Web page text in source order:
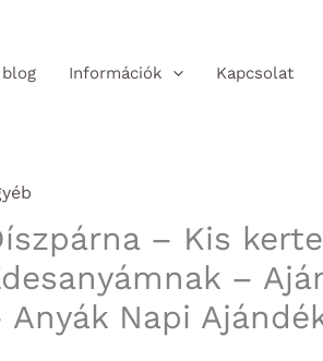
Információk Kapcsolat
– Kis
–
Anyák Napi